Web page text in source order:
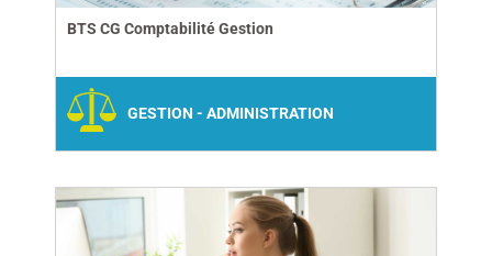
BTS CG Comptabilité Gestion
GESTION - ADMINISTRATION